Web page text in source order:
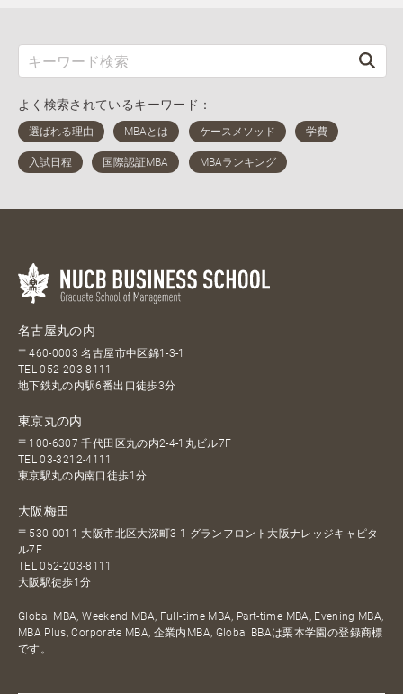
よく検索されているキーワード：
名古屋丸の内
〒460-0003 名古屋市中区錦1-3-1
TEL052-203-8111
地下鉄丸の内駅6番出口徒歩3分
東京丸の内
〒100-6307 千代田区丸の内2-4-1丸ビル7F
TEL03-3212-4111
東京駅丸の内南口徒歩1分
大阪梅田
〒530-0011 大阪市北区大深町3-1 グランフロント大阪ナレッジキャピタ
ル7F
TEL052-203-8111
大阪駅徒歩1分
Global MBA, Weekend MBA, Full-time MBA, Part-time MBA, Evening MBA,
MBA Plus, Corporate MBA, 企業内MBA, Global BBAは栗本学園の登録商標
です。